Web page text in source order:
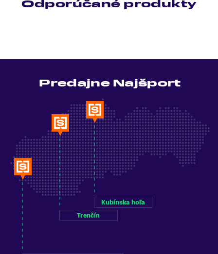
Odporúčané produkty
Predajne Najšport
Trenčín
Kubínska hoľa